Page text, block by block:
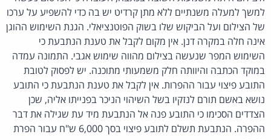
למשך למעלה משנתיים ללא מתן קרדיט יש בה כדי להשפיע על ערכו
של הצילום ועל הביקוש שלו בשוק הפוטנציאלי. הגנת השימוש ההוגן
אינה חלה במקרה דנן. אין מקום לקבל את טענת הנתבעת כי
השימוש המפר שנעשה בצילום מהווה שימוש אגבי. התמונה עמדה
במוקד הכתבה והיוותה חלק משמעותי מתוכנה. יש לפסוק לטובת
התובע פיצוי עבור ההפרות. אין לקבל את טענת הנתבעת כי התובע
נושא באשם תורם לנזקיו בשל השיהוי הניכר בפנייתו אליה, שכן
הצדדים הסכימו כי התובע פנה אל הנתבעת מיד עת שגילה את דבר
ההפרה. הנתבעת תשלם לתובע פיצוי בסך 6,000 ש"ח עבור הפרת